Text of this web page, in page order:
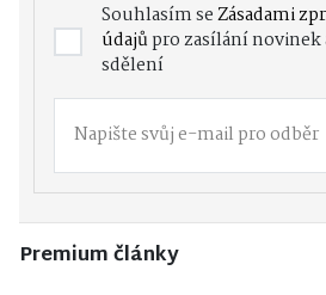
Souhlasím seZásadami
údajůpro zasílání
sdělení
Premium články